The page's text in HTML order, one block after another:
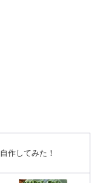
作してみた！